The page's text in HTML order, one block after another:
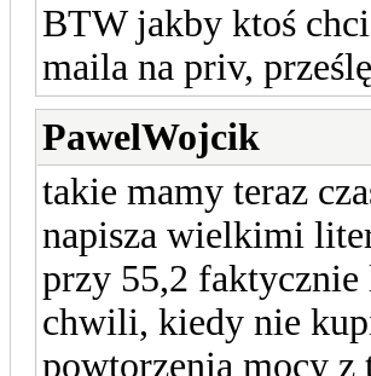
BTW jakby ktoś
maila na priv,
PawelWojcik
takie mamy teraz
napisza wielkimi
przy 55,2 faktycznie
chwili, kiedy nie
powtorzenia mocy